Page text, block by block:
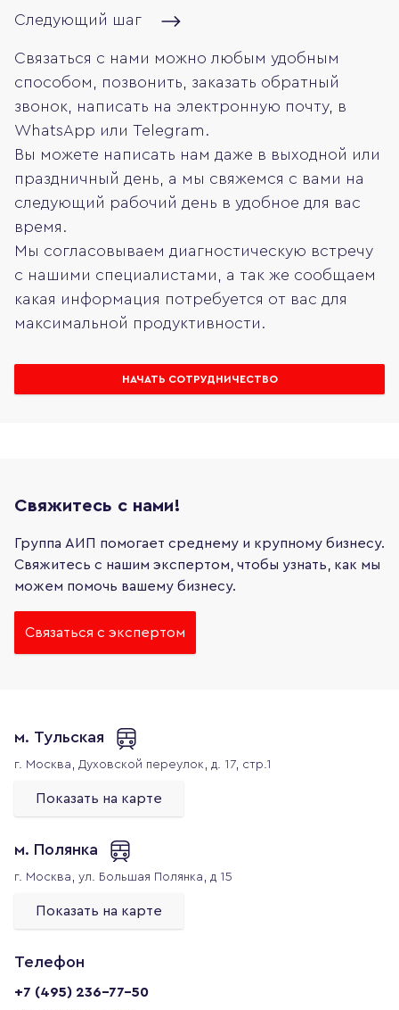
Следующий шаг
Связаться с нами можно любым удобным
способом, позвонить, заказать обратный
звонок, написать на электронную почту, в
WhatsApp или Telegram.
Вы можете написать нам даже в выходной или
праздничный день, а мы свяжемся с вами на
следующий рабочий день в удобное для вас
время.
Мы согласовываем диагностическую встречу
с нашими специалистами, а так же сообщаем
какая информация потребуется от вас для
максимальной продуктивности.
НАЧАТЬ СОТРУДНИЧЕСТВО
Свяжитесь с нами!
Группа АИП помогает среднему и крупному бизнесу.
Свяжитесь с нашим экспертом, чтобы узнать, как мы
можем помочь вашему бизнесу.
Связаться с экспертом
м. Тульская
г. Москва, Духовской переулок, д. 17, стр.1
Показать на карте
м. Полянка
г. Москва, ул. Большая Полянка, д 15
Показать на карте
Телефон
+7 (495) 236-77-50